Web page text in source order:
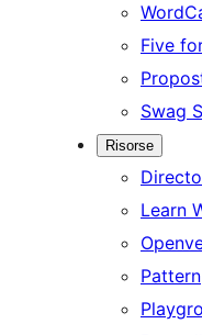
Five
Swag
Risorse
Learn
Pattern